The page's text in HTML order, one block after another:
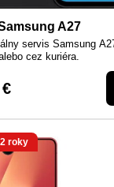
A27
servis Samsung
cez kuriéra.
roky